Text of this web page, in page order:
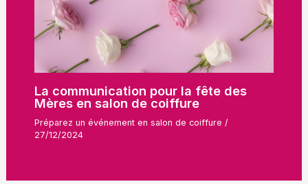
La communication pour la fête des
Mères en salon de coiffure
Préparez un événement en salon de coiffure /
27/12/2024